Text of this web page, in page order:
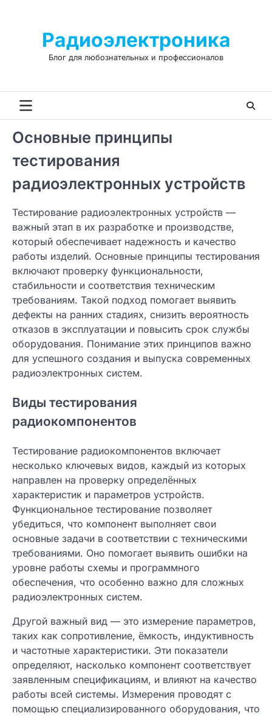
Радиоэлектроника
Блог для любознательных и профессионалов
Основные принципы
тестирования
радиоэлектронных устройств
Тестирование радиоэлектронных устройств —
важный этап в их разработке и производстве,
который обеспечивает надежность и качество
работы изделий. Основные принципы тестирования
включают проверку функциональности,
стабильности и соответствия техническим
требованиям. Такой подход помогает выявить
дефекты на ранних стадиях, снизить вероятность
отказов в эксплуатации и повысить срок службы
оборудования. Понимание этих принципов важно
для успешного создания и выпуска современных
радиоэлектронных систем.
Виды тестирования
радиокомпонентов
Тестирование радиокомпонентов включает
несколько ключевых видов, каждый из которых
направлен на проверку определённых
характеристик и параметров устройств.
Функциональное тестирование позволяет
убедиться, что компонент выполняет свои
основные задачи в соответствии с техническими
требованиями. Оно помогает выявить ошибки на
уровне работы схемы и программного
обеспечения, что особенно важно для сложных
радиоэлектронных систем.
Другой важный вид — это измерение параметров,
таких как сопротивление, ёмкость, индуктивность
и частотные характеристики. Эти показатели
определяют, насколько компонент соответствует
заявленным спецификациям, и влияют на качество
работы всей системы. Измерения проводят с
помощью специализированного оборудования, что